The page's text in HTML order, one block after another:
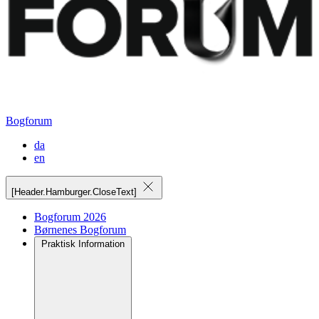
Bogforum
da
en
[Header.Hamburger.CloseText]
Bogforum 2026
Børnenes Bogforum
Praktisk Information